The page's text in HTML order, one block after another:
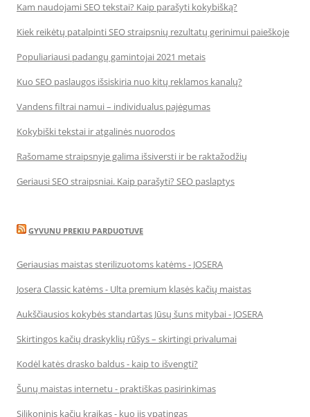
Kam naudojami SEO tekstai? Kaip parašyti kokybišką?
Kiek reikėtų patalpinti SEO straipsnių rezultatų gerinimui paieškoje
Populiariausi padangų gamintojai 2021 metais
Kuo SEO paslaugos išsiskiria nuo kitų reklamos kanalų?
Vandens filtrai namui – individualus pajėgumas
Kokybiški tekstai ir atgalinės nuorodos
Rašomame straipsnyje galima išsiversti ir be raktažodžių
Geriausi SEO straipsniai. Kaip parašyti? SEO paslaptys
GYVUNU PREKIU PARDUOTUVE
Geriausias maistas sterilizuotoms katėms - JOSERA
Josera Classic katėms - Ulta premium klasės kačių maistas
Aukščiausios kokybės standartas Jūsų šuns mitybai - JOSERA
Skirtingos kačių draskyklių rūšys – skirtingi privalumai
Kodėl katės drasko baldus - kaip to išvengti?
Šunų maistas internetu - praktiškas pasirinkimas
Silikoninis kačių kraikas - kuo jis ypatingas